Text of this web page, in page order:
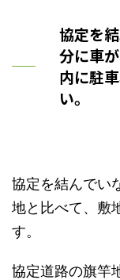
協定を
分に車
内に駐
い。
協定を結んでい
地と比べて、敷
す。
協定道路の旗竿